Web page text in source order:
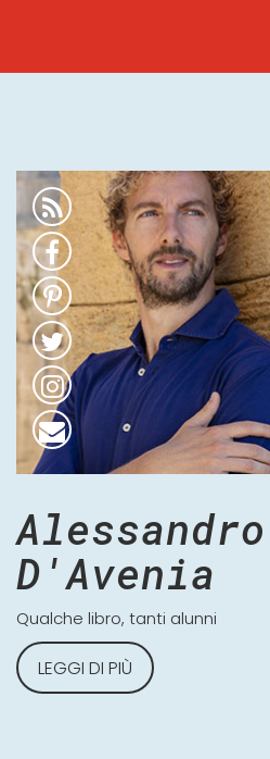
Alessandro
D'Avenia
Qualche libro, tanti alunni
LEGGI DI PIÙ